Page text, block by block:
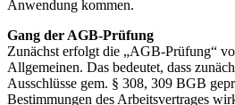
Anwendung kommen.
Gang der AGB-Prüfung
Zunächst erfolgt die „AGB-Prüfung“
Allgemeinen. Das bedeutet, dass
Ausschlüsse gem. § 308, 309 BGB
Bestimmungen des Arbeitsvertrages